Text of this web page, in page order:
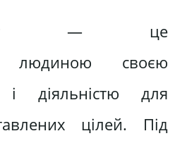
— це
людиною своєю
і діяльністю для
цілей. Під